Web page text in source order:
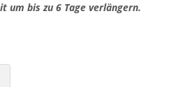
um bis zu 6 Tage verlängern.